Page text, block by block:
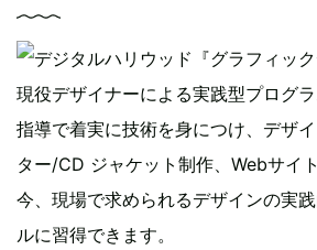
現役デザイナーによる実践型プログ
指導で着実に技術を身につけ、デザ
ター/CD ジャケット制作、Webサイ
今、現場で求められるデザインの実
ルに習得できます。